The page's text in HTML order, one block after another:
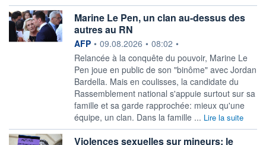
Marine Le Pen, un clan au-dessus des
autres au RN
information fournie par
AFP • 09.08.2026 • 08:02 •
Relancée à la conquête du pouvoir, Marine Le
Pen joue en public de son "binôme" avec Jordan
Bardella. Mais en coulisses, la candidate du
Rassemblement national s'appuie surtout sur sa
famille et sa garde rapprochée: mieux qu'une
équipe, un clan. Dans la famille ... Lire la suite
Violences sexuelles sur mineurs: le